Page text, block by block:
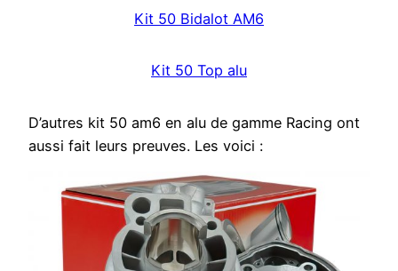
Kit 50 Bidalot AM6
Kit 50 Top alu
D’autres kit 50 am6 en alu de gamme Racing ont
aussi fait leurs preuves. Les voici :